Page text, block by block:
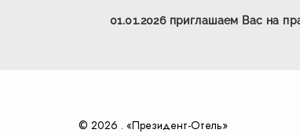
01.01.2026 приглашаем Вас на
© 2026 . «Президент-Отель»